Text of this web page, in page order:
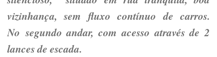
vizinhança, sem fluxo contínuo de carros.
No segundo andar, com acesso através de 2
lances de escada.